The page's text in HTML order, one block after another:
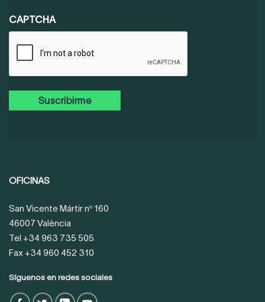
OFICINAS
San Vicente Mártir nº 160
46007 València
Tel +34 963 735 505
Fax +34 960 452 310
Síguenos en redes sociales
PRIVACIDAD
(OBLIGATORIO)
CAPTCHA